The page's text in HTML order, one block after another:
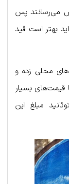
می‌رسانند پس
بهتر است قید
محلی زده و
قیمت‌های بسیار
مبلغ این